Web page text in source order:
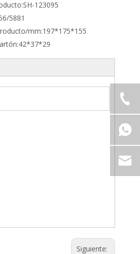
SH-123095
5881
mm:197*175*155
42*37*29
Siguiente: